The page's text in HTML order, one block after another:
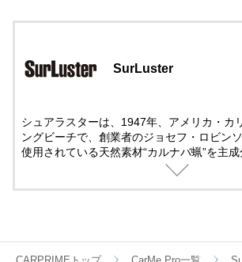
SurLuster
シュアラスターは、1947年、アメリカ・カ
ングビーチで、創業者のジョセフ・ロビン
使用されている天然素材“カルナバ蝋”を主
ックスの製造を始めた。49年には「シュア
クスに選ばれ、シュアラスターは世界で最
スと認められることになった。日本で販売